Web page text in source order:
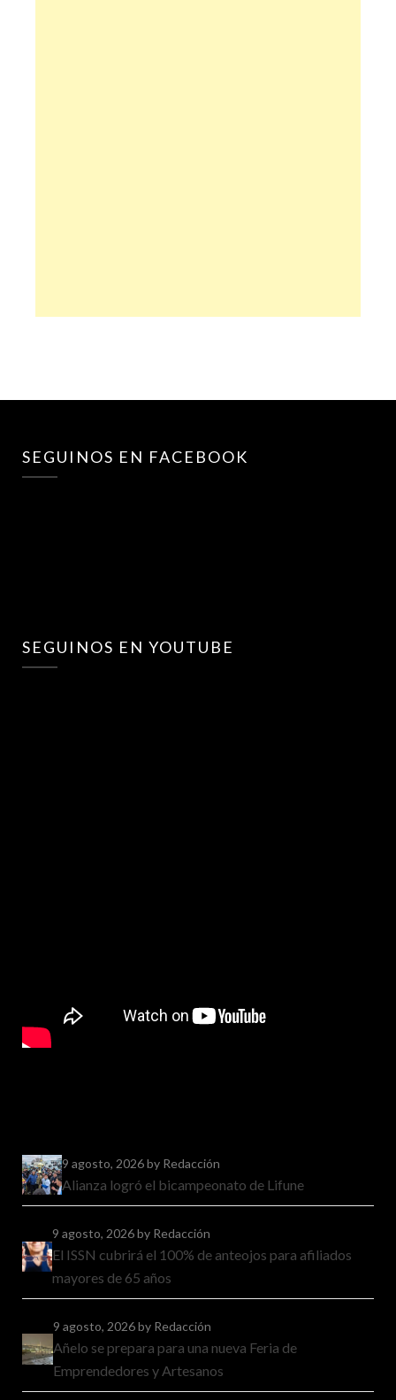
SEGUINOS EN FACEBOOK
SEGUINOS EN YOUTUBE
9 agosto, 2026by Redacción
Alianza logró el bicampeonato de Lifune
9 agosto, 2026by Redacción
El ISSN cubrirá el 100% de anteojos para afiliados
mayores de 65 años
9 agosto, 2026by Redacción
Añelo se prepara para una nueva Feria de
Emprendedores y Artesanos